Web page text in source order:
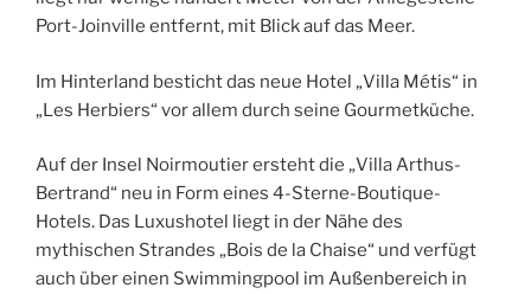
Port-Joinville entfernt, mit Blick auf das Meer.
Im Hinterland besticht das neue Hotel „Villa Métis“ in
„Les Herbiers“ vor allem durch seine Gourmetküche.
Auf der Insel Noirmoutier ersteht die „Villa Arthus-
Bertrand“ neu in Form eines 4-Sterne-Boutique-
Hotels. Das Luxushotel liegt in der Nähe des
mythischen Strandes „Bois de la Chaise“ und verfügt
auch über einen Swimmingpool im Außenbereich in